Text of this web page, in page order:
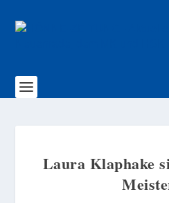
Laura Klaphake